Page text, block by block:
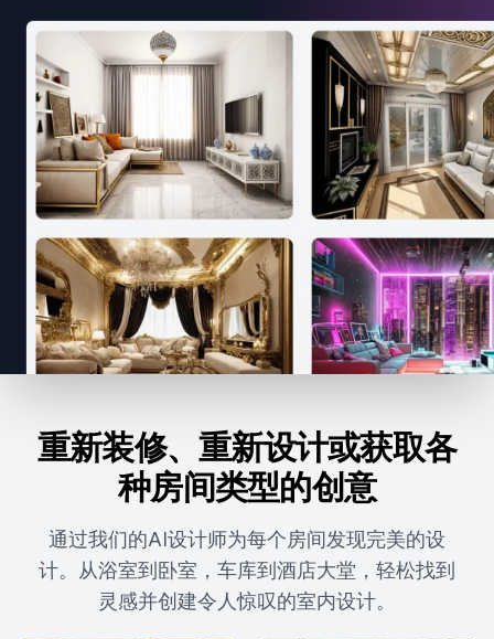
重新装修、重新设计或获取各
种房间类型的创意
通过我们的AI设计师为每个房间发现完美的设
计。从浴室到卧室，车库到酒店大堂，轻松找到
灵感并创建令人惊叹的室内设计。